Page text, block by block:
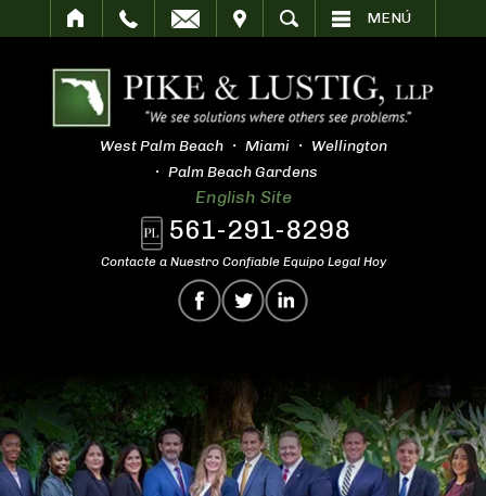
BUSCAR MENÚ
West Palm Beach Miami
Wellington
Palm Beach Gardens
English Site
561-291-8298
Contacte a Nuestro Confiable Equipo Legal Hoy